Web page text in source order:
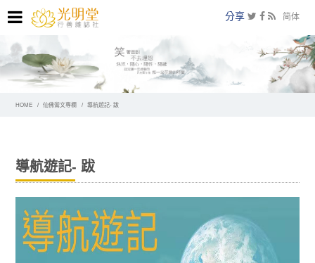
简体
分享
HOME 仙佛鸞文專欄 導航遊記- 跋
導航遊記- 跋